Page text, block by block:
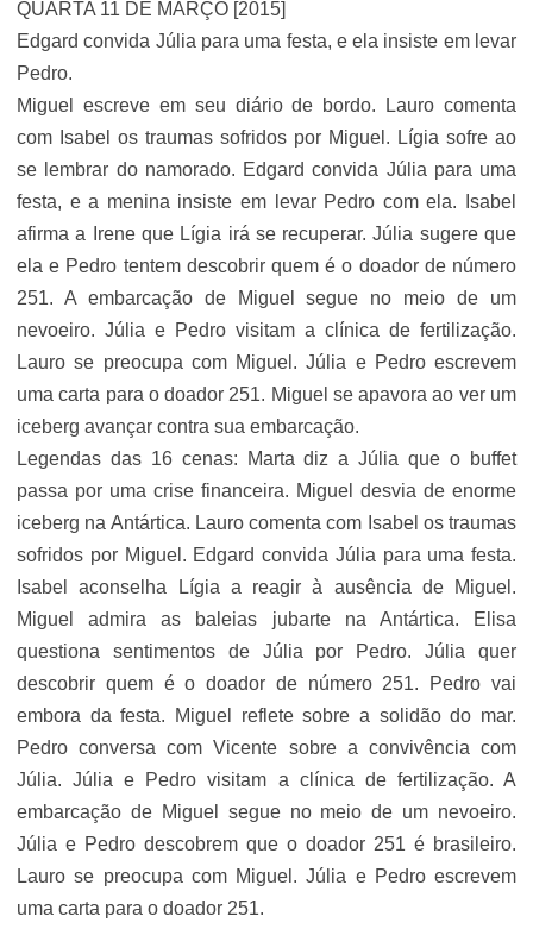
QUARTA 11 DE MARÇO [2015]
Edgard convida Júlia para uma festa, e ela insiste em levar
Pedro.
Miguel escreve em seu diário de bordo. Lauro comenta
com Isabel os traumas sofridos por Miguel. Lígia sofre ao
se lembrar do namorado. Edgard convida Júlia para uma
festa, e a menina insiste em levar Pedro com ela. Isabel
afirma a Irene que Lígia irá se recuperar. Júlia sugere que
ela e Pedro tentem descobrir quem é o doador de número
251. A embarcação de Miguel segue no meio de um
nevoeiro. Júlia e Pedro visitam a clínica de fertilização.
Lauro se preocupa com Miguel. Júlia e Pedro escrevem
uma carta para o doador 251. Miguel se apavora ao ver um
iceberg avançar contra sua embarcação.
Legendas das 16 cenas: Marta diz a Júlia que o buffet
passa por uma crise financeira. Miguel desvia de enorme
iceberg na Antártica. Lauro comenta com Isabel os traumas
sofridos por Miguel. Edgard convida Júlia para uma festa.
Isabel aconselha Lígia a reagir à ausência de Miguel.
Miguel admira as baleias jubarte na Antártica. Elisa
questiona sentimentos de Júlia por Pedro. Júlia quer
descobrir quem é o doador de número 251. Pedro vai
embora da festa. Miguel reflete sobre a solidão do mar.
Pedro conversa com Vicente sobre a convivência com
Júlia. Júlia e Pedro visitam a clínica de fertilização. A
embarcação de Miguel segue no meio de um nevoeiro.
Júlia e Pedro descobrem que o doador 251 é brasileiro.
Lauro se preocupa com Miguel. Júlia e Pedro escrevem
uma carta para o doador 251.